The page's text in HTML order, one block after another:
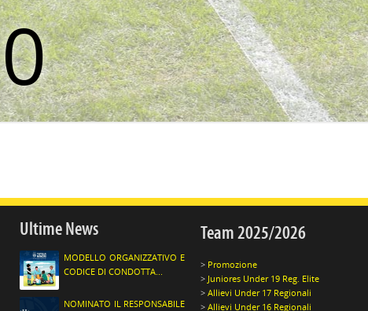
0
Ultime News
MODELLO ORGANIZZATIVO E
CODICE DI CONDOTTA...
NOMINATO IL RESPONSABILE
Team 2025/2026
Promozione
Juniores Under 19 Reg. Elite
Allievi Under 17 Regionali
Allievi Under 16 Regionali